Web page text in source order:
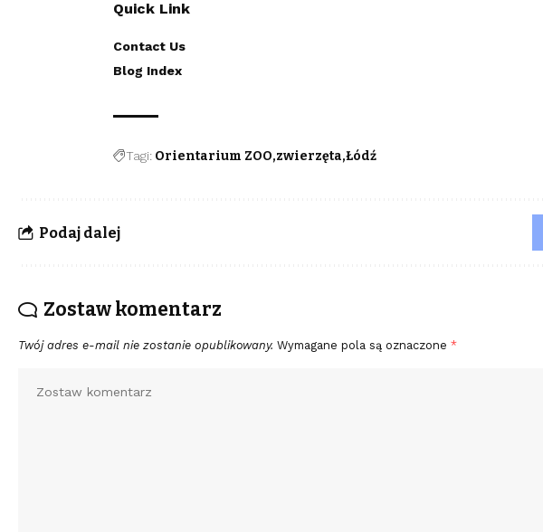
Quick Link
Contact Us
Blog Index
Tagi: Orientarium ZOO zwierzęta Łódź
Podaj dalej
Zostaw komentarz
Twój adres e-mail nie zostanie opublikowany. Wymagane pola są oznaczone *